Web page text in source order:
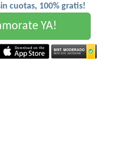
cuotas, 100% gratis!
YA!